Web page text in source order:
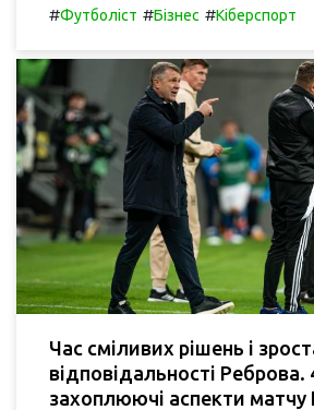
#Футболіст #Бізнес #Кіберспорт
Час сміливих рішень і
відповідальності Реброва.
захоплюючі аспекти матчу